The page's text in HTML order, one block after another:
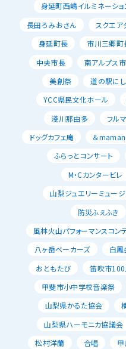
身延町西嶋イルミネーショ
長田ろみおさん
スクエア
身延町長
市川三郷町
中央市長
南アルプス
美創祭
道の駅に
YCC県民文化ホール
淺川那由多
フル
ドッグカフェ庵
＆maman
ふらっとコンサート
M・Cカンタービレ
山梨ジュエリーミュー
防災ふえふき
風林火山パフォーマンスコン
八ヶ岳ベーカーズ
白鳳
おともたび
笛吹市100
甲斐市小中学校音楽祭
山梨県かるた協会
山梨県ハーモニカ協議会
松村洋蘭
合唱